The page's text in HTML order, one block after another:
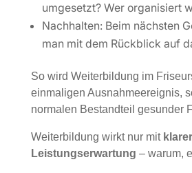
umgesetzt? Wer organisiert
Nachhalten: Beim nächsten
man mit dem Rückblick auf
So wird Weiterbildung im
einmaligen Ausnahmeereignis,
normalen Bestandteil gesunder
Weiterbildung wirkt nur mit klarer
Leistungserwartung – warum,